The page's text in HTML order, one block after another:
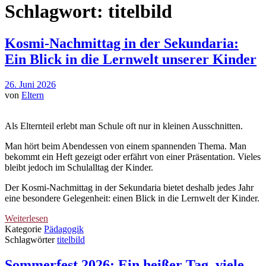
Schlagwort: titelbild
Kosmi-Nachmittag in der Sekundaria:
Ein Blick in die Lernwelt unserer Kinder
26. Juni 2026
von Eltern
Als Elternteil erlebt man Schule oft nur in kleinen Ausschnitten.
Man hört beim Abendessen von einem spannenden Thema. Man
bekommt ein Heft gezeigt oder erfährt von einer Präsentation. Vieles
bleibt jedoch im Schulalltag der Kinder.
Der Kosmi-Nachmittag in der Sekundaria bietet deshalb jedes Jahr
eine besondere Gelegenheit: einen Blick in die Lernwelt der Kinder.
Weiterlesen
Kategorie Pädagogik
Schlagwörtertitelbild